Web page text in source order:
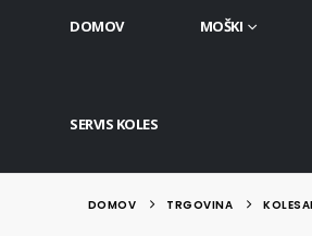
DOMOV MOŠKI
SERVIS KOLES
DOMOV TRGOVINA